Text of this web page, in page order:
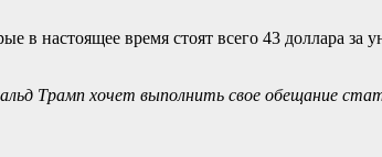
в настоящее время стоят всего 43 доллара
Трамп хочет выполнить свое обещание